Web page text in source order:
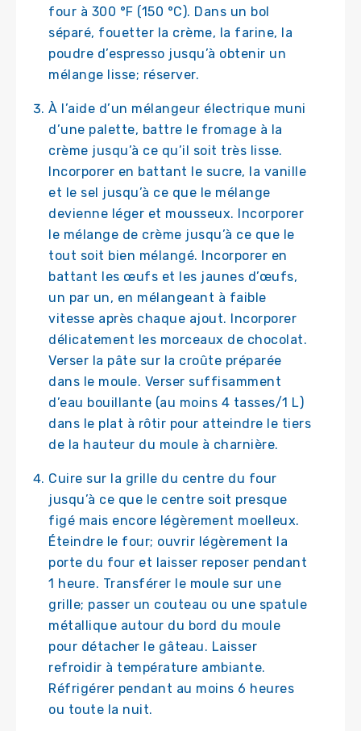
four à 300 °F (150 °C). Dans un bol
séparé, fouetter la crème, la farine, la
poudre d’espresso jusqu’à obtenir un
mélange lisse; réserver.
À l’aide d’un mélangeur électrique muni
d’une palette, battre le fromage à la
crème jusqu’à ce qu’il soit très lisse.
Incorporer en battant le sucre, la vanille
et le sel jusqu’à ce que le mélange
devienne léger et mousseux. Incorporer
le mélange de crème jusqu’à ce que le
tout soit bien mélangé. Incorporer en
battant les œufs et les jaunes d’œufs,
un par un, en mélangeant à faible
vitesse après chaque ajout. Incorporer
délicatement les morceaux de chocolat.
Verser la pâte sur la croûte préparée
dans le moule. Verser suffisamment
d’eau bouillante (au moins 4 tasses/1 L)
dans le plat à rôtir pour atteindre le tiers
de la hauteur du moule à charnière.
Cuire sur la grille du centre du four
jusqu’à ce que le centre soit presque
figé mais encore légèrement moelleux.
Éteindre le four; ouvrir légèrement la
porte du four et laisser reposer pendant
1 heure. Transférer le moule sur une
grille; passer un couteau ou une spatule
métallique autour du bord du moule
pour détacher le gâteau. Laisser
refroidir à température ambiante.
Réfrigérer pendant au moins 6 heures
ou toute la nuit.